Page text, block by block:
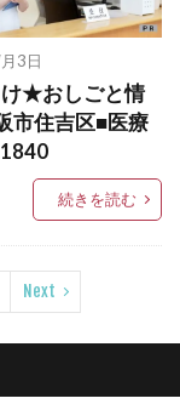
3日
け★おしごと情
市住吉区■医療
続きを読む
Next